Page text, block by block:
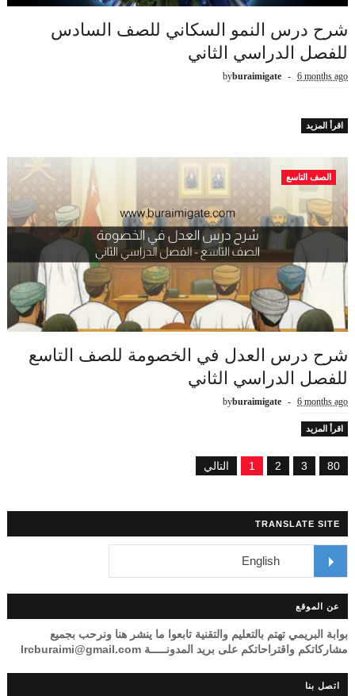
شرح درس النمو السكاني للصف السادس
للفصل الدراسي الثاني
byburaimigate 6 months ago
اقرأ المزيد
الصف التاسع
شرح درس العدل في الخصومة للصف التاسع
للفصل الدراسي الثاني
byburaimigate 6 months ago
اقرأ المزيد
1 2 3 80 التالي
TRANSLATE SITE
عن الموقع
بوابة البريمي تهتم بالتعليم والتقنية تابعوا ما ينشر هنا ونرحب بجميع
مشاركاتكم واقتراحاتكم على بريد المدونـــــة lrcburaimi@gmail.com
اتصل بنا